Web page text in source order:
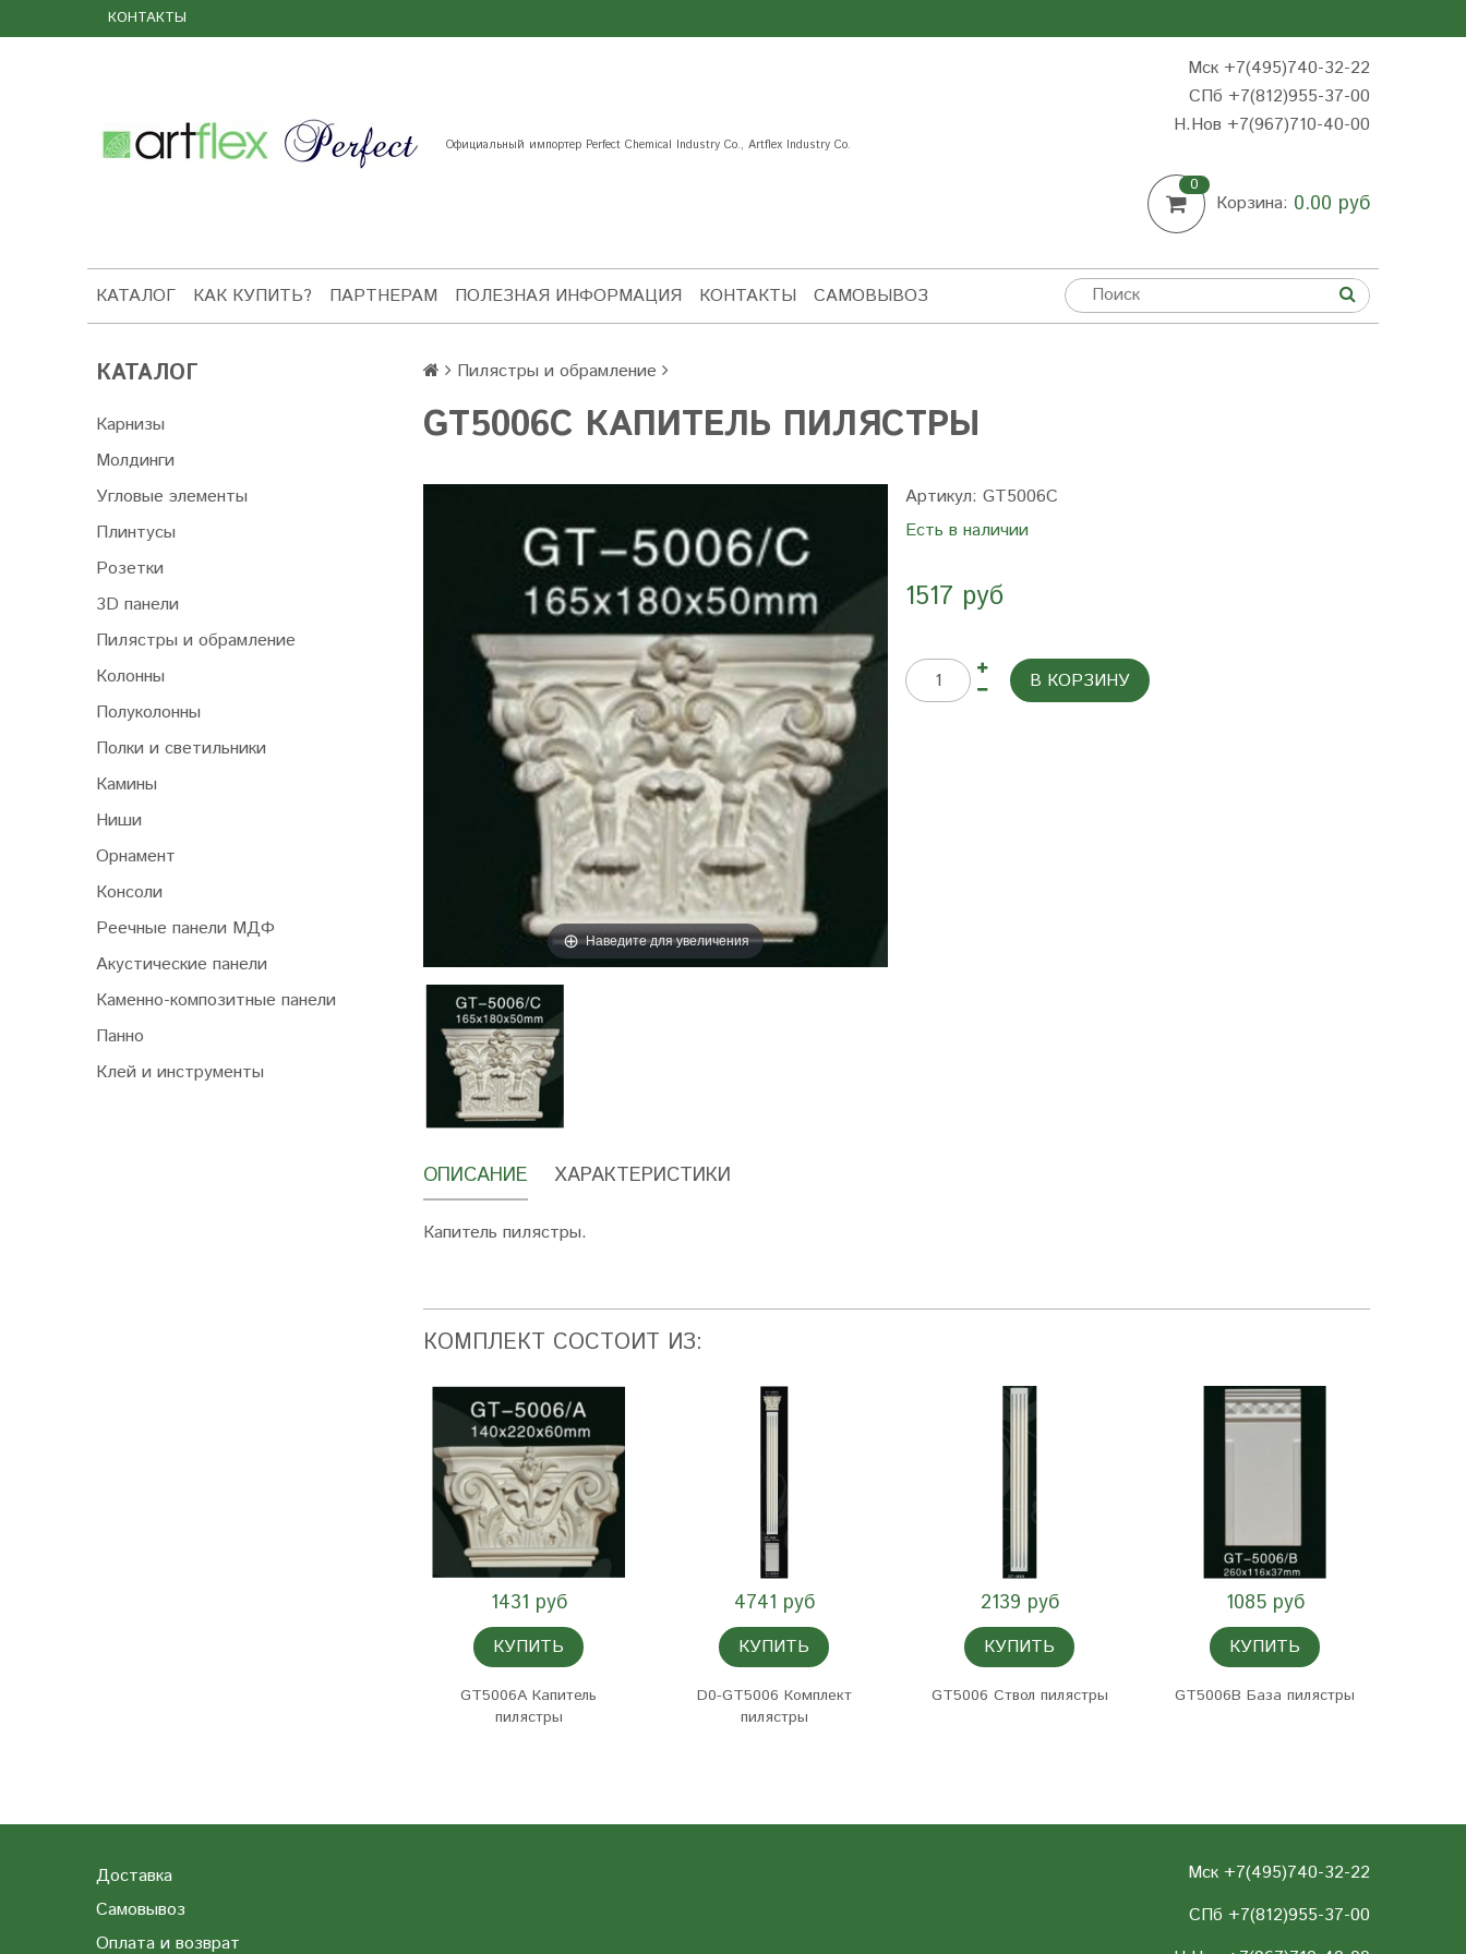
КОНТАКТЫ
Официальный импортер Perfect Chemical Industry Co., Artflex Industry Co.
Мск +7(495)740-32-22
СПб +7(812)955-37-00
Н.Нов +7(967)710-40-00
0
Корзина: 0.00 руб
КАТАЛОГ КАК КУПИТЬ? ПАРТНЕРАМ ПОЛЕЗНАЯ ИНФОРМАЦИЯ КОНТАКТЫ САМОВЫВОЗ
КАТАЛОГ
Карнизы
Молдинги
Угловые элементы
Плинтусы
Розетки
3D панели
Пилястры и обрамление
Колонны
Полуколонны
Полки и светильники
Камины
Ниши
Орнамент
Консоли
Реечные панели МДФ
Акустические панели
Каменно-композитные панели
Панно
Клей и инструменты
Пилястры и обрамление
GT5006C КАПИТЕЛЬ ПИЛЯСТРЫ
Наведите для увеличения
Артикул: GT5006C
Есть в наличии
1517 руб
В КОРЗИНУ
ОПИСАНИЕ ХАРАКТЕРИСТИКИ
Капитель пилястры.
КОМПЛЕКТ СОСТОИТ ИЗ:
1431 руб
КУПИТЬ
GT5006A Капитель
пилястры
4741 руб
КУПИТЬ
D0-GT5006 Комплект
пилястры
2139 руб
КУПИТЬ
GT5006 Ствол пилястры
1085 руб
КУПИТЬ
GT5006B База пилястры
Доставка
Самовывоз
Оплата и возврат
Мск +7(495)740-32-22
СПб +7(812)955-37-00